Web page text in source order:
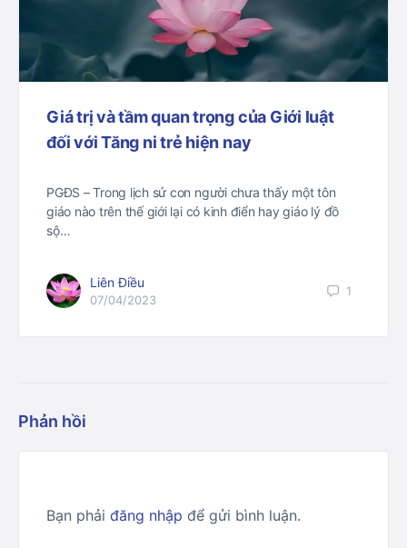
Giá trị và tầm quan trọng của Giới luật
đối với Tăng ni trẻ hiện nay
PGĐS – Trong lịch sử con người chưa thấy một tôn
giáo nào trên thế giới lại có kinh điển hay giáo lý đồ
sộ…
Liên Điều
07/04/2023
1
Phản hồi
Bạn phải đăng nhập để gửi bình luận.